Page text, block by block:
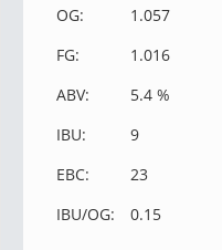
OG:
1.057
FG:
1.016
ABV:
5.4 %
IBU:
9
EBC:
23
IBU/OG:
0.15